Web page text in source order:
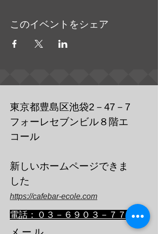
このイベントをシェア
東京都豊島区池袋2－47－7
フォーレセブンビル８階エ
コール
​新しいホームページできま
した
https://cafebar-ecole.com
​電話：０３－６９０３－７７３６